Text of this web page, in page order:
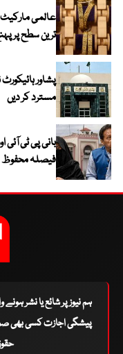
ترین سطح پر
پشاور
مسترد کر دیں
بانی پی ٹی
فیصلہ محفوظ
ہم نیوز پر شائع یا نشر
پیشگی اجازت کسی بھی